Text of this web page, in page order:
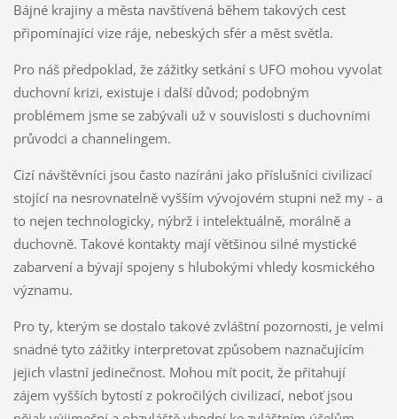
Bájné krajiny a města navštívená během takových cest
připomínající vize ráje, nebeských sfér a měst světla.
Pro náš předpoklad, že zážitky setkání s UFO mohou vyvolat
duchovní krizi, existuje i další důvod; podobným
problémem jsme se zabývali už v souvislosti s duchovními
průvodci a channelingem.
Cizí návštěvníci jsou často nazíráni jako příslušníci civilizací
stojící na nesrovnatelně vyšším vývojovém stupni než my - a
to nejen technologicky, nýbrž i intelektuálně, morálně a
duchovně. Takové kontakty mají většinou silné mystické
zabarvení a bývají spojeny s hlubokými vhledy kosmického
významu.
Pro ty, kterým se dostalo takové zvláštní pozornosti, je velmi
snadné tyto zážitky interpretovat způsobem naznačujícím
jejich vlastní jedinečnost. Mohou mít pocit, že přitahují
zájem vyšších bytostí z pokročilých civilizací, neboť jsou